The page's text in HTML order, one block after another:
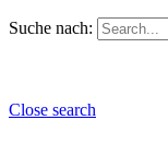
Suche nach:
Close search